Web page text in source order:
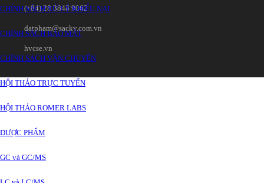
CHÍNH SÁCH XỬ LÝ KHIẾU NẠI
CHÍNH SÁCH BẢO MẬT
CHÍNH SÁCH VẬN CHUYỂN
HỘI THẢO TRỰC TUYẾN
HỘI THẢO ROMER LABS
DƯỢC PHẨM
GC và GC/MS
(+84) 28 3848 9062
datpham@sacky.com.vn
hvcse.vn